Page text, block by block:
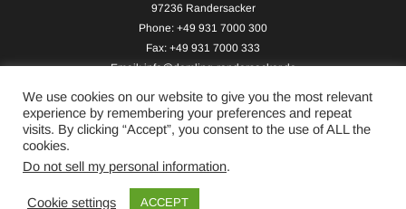
97236 Randersacker
Phone: +49 931 7000 300
Fax: +49 931 7000 333
Email:info@demling-randersacker.de
Copyright © 2026 Hotel-Café Demling - All Rights Reserved.
We use cookies on our website to give you the most relevant
experience by remembering your preferences and repeat
visits. By clicking “Accept”, you consent to the use of ALL the
cookies.
Do not sell my personal information.
Cookie settings ACCEPT